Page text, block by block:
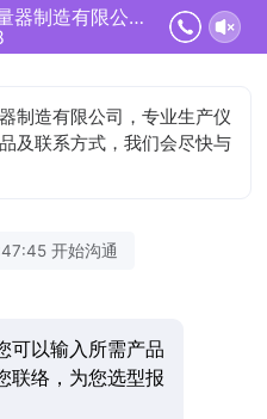
安徽省锐凌计量器制造有限公司正在为您服务
制造有限公司，专业生产仪
及联系方式，我们会尽快与
开始沟通
可以输入所需产品
联络，为您选型报